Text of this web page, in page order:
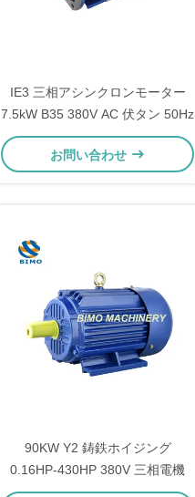
IE3 三相アシンクロンモーター
7.5kW B35 380V AC 伏タン 50Hz
お問い合わせ
90KW Y2 鋳鉄ホイジング
0.16HP-430HP 380V 三相電機